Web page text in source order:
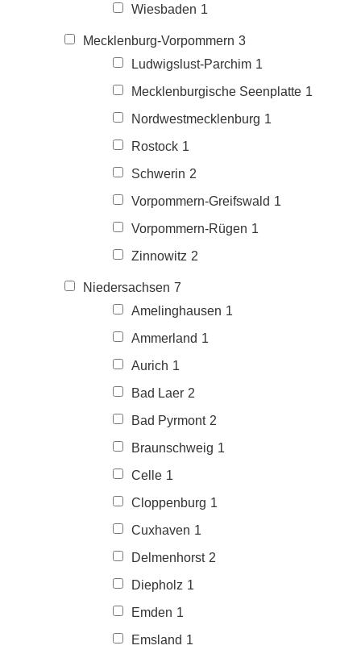
Wiesbaden 1
Mecklenburg-Vorpommern 3
Ludwigslust-Parchim 1
Mecklenburgische Seenplatte 1
Nordwestmecklenburg 1
Rostock 1
Schwerin 2
Vorpommern-Greifswald 1
Vorpommern-Rügen 1
Zinnowitz 2
Niedersachsen 7
Amelinghausen 1
Ammerland 1
Aurich 1
Bad Laer 2
Bad Pyrmont 2
Braunschweig 1
Celle 1
Cloppenburg 1
Cuxhaven 1
Delmenhorst 2
Diepholz 1
Emden 1
Emsland 1